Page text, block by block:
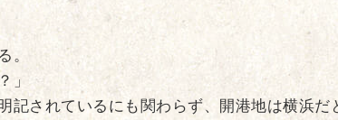
。
」
記されているにも関わらず、開港地は横浜だ